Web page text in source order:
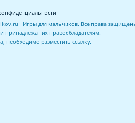
- Игры для мальчиков. Все права
принадлежат их правообладателям.
необходимо разместить ссылку.